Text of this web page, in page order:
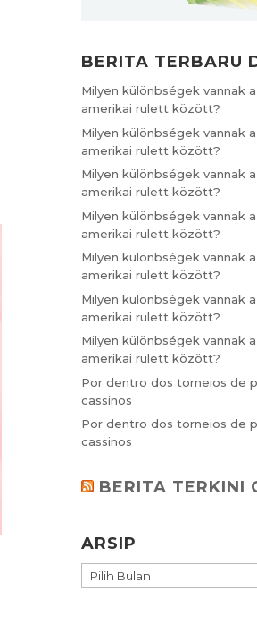
BERITA TERBARU
Milyen különbségek vannak
amerikai rulett között?
Milyen különbségek vannak
amerikai rulett között?
Milyen különbségek vannak
amerikai rulett között?
Milyen különbségek vannak
amerikai rulett között?
Milyen különbségek vannak
amerikai rulett között?
Milyen különbségek vannak
amerikai rulett között?
Milyen különbségek vannak
amerikai rulett között?
Por dentro dos torneios de
cassinos
Por dentro dos torneios de
cassinos
BERITA TERKINI
ARSIP
ARSIP